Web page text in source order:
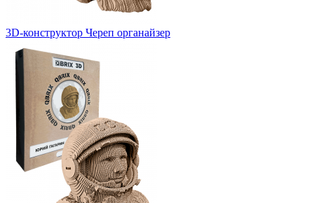
3D-конструктор Череп органайзер